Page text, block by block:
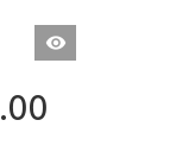
VISTA
RÁPIDA